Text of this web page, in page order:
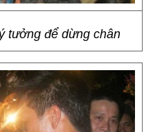
tưởng để dừng chân